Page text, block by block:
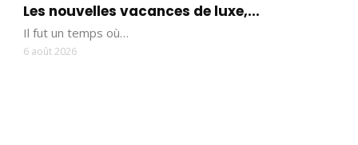
Les nouvelles vacances de luxe,...
Il fut un temps où…
6 août 2026